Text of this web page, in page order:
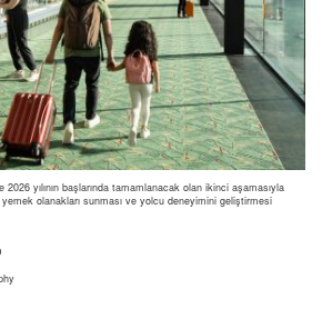
yılının başlarında tamamlanacak olan ikinci aşamasıyla
olanakları sunması ve yolcu deneyimini geliştirmesi